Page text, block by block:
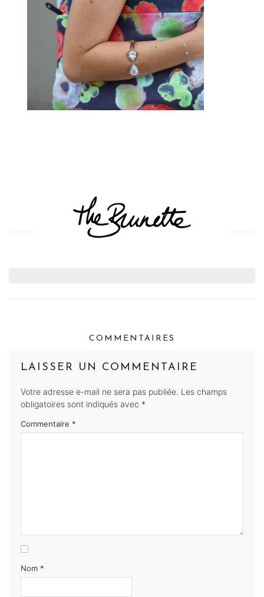
COMMENTAIRES
LAISSER UN COMMENTAIRE
Votre adresse e-mail ne sera pas publiée. Les champs
obligatoires sont indiqués avec *
Commentaire *
Nom *